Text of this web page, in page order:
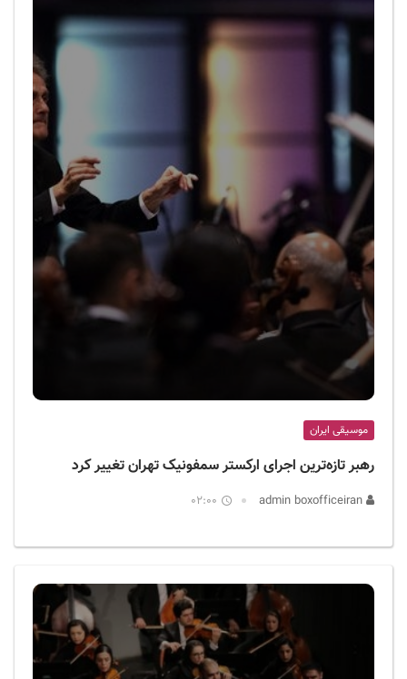
موسیقی ایران
رهبر تازه‌ترین اجرای ارکستر سمفونیک تهران تغییر کرد
02:00